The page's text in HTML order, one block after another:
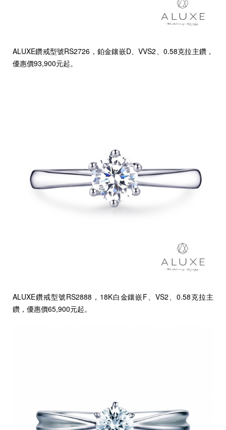
ALUXE鑽戒型號RS2726，鉑金鑲嵌D、VVS2、0.58克拉主鑽，
優惠價93,900元起。
ALUXE鑽戒型號RS2888，18K白金鑲嵌F、VS2、0.58克拉主
鑽，優惠價65,900元起。